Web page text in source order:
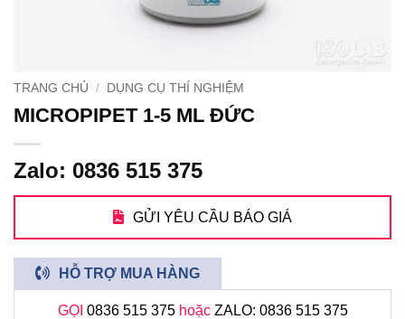
TRANG CHỦ / DỤNG CỤ THÍ NGHIỆM
MICROPIPET 1-5 ML ĐỨC
Zalo: 0836 515 375
GỬI YÊU CẦU BÁO GIÁ
HỖ TRỢ MUA HÀNG
GỌI 0836 515 375hoặc ZALO: 0836 515 375